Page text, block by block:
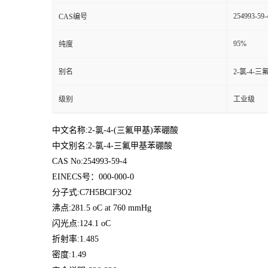
CAS编号 254993-59-
纯度 95%
别名 2-氯-4-三
级别 工业级
中文名称:2-氯-4-(三氟甲基)苯硼酸
中文别名:2-氯-4-三氟甲基苯硼酸
CAS No:254993-59-4
EINECS号：000-000-0
分子式:C7H5BClF3O2
沸点:281.5 oC at 760 mmHg
闪光点:124.1 oC
折射率:1.485
密度:1.49